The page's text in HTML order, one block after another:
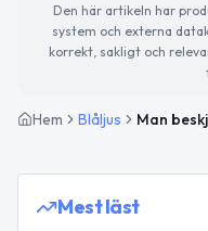
Den här artikeln har
system och externa
korrekt, sakligt och
Hem Blåljus
Mest läst